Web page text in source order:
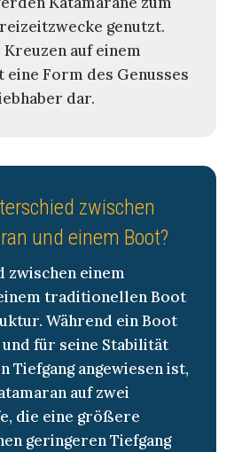
genutzt.
auf einem
Form des Genusses
dar.
zwischen
und einem Boot?
einem
traditionellen Boot
Während ein Boot
und für seine Stabilität
Tiefgang angewiesen ist,
auf zwei
die eine größere
geringeren Tiefgang